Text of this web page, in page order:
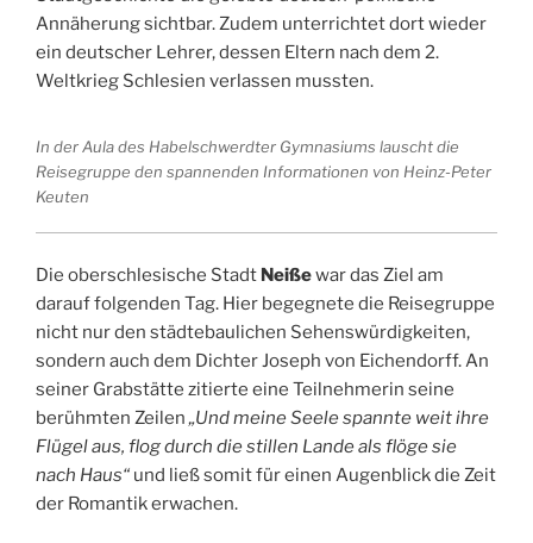
Annäherung sichtbar. Zudem unterrichtet dort wieder
ein deutscher Lehrer, dessen Eltern nach dem 2.
Weltkrieg Schlesien verlassen mussten.
In der Aula des Habelschwerdter Gymnasiums lauscht die
Reisegruppe den spannenden Informationen von Heinz-Peter
Keuten
Die oberschlesische Stadt Neißewar das Ziel am
darauf folgenden Tag. Hier begegnete die Reisegruppe
nicht nur den städtebaulichen Sehenswürdigkeiten,
sondern auch dem Dichter Joseph von Eichendorff. An
seiner Grabstätte zitierte eine Teilnehmerin seine
berühmten Zeilen „Und meine Seele spannte weit ihre
Flügel aus, flog durch die stillen Lande als flöge sie
nach Haus“ und ließ somit für einen Augenblick die Zeit
der Romantik erwachen.